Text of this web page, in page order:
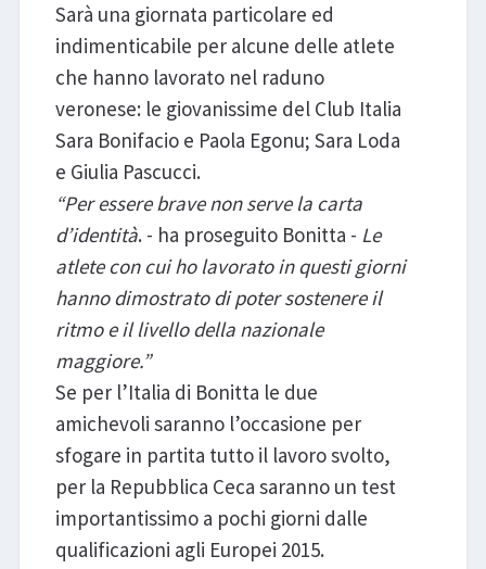
Sarà una giornata particolare ed
indimenticabile per alcune delle atlete
che hanno lavorato nel raduno
veronese: le giovanissime del Club Italia
Sara Bonifacio e Paola Egonu; Sara Loda
e Giulia Pascucci.
“Per essere brave non serve la carta
d’identità. - ha proseguito Bonitta - Le
atlete con cui ho lavorato in questi giorni
hanno dimostrato di poter sostenere il
ritmo e il livello della nazionale
maggiore.”
Se per l’Italia di Bonitta le due
amichevoli saranno l’occasione per
sfogare in partita tutto il lavoro svolto,
per la Repubblica Ceca saranno un test
importantissimo a pochi giorni dalle
qualificazioni agli Europei 2015.